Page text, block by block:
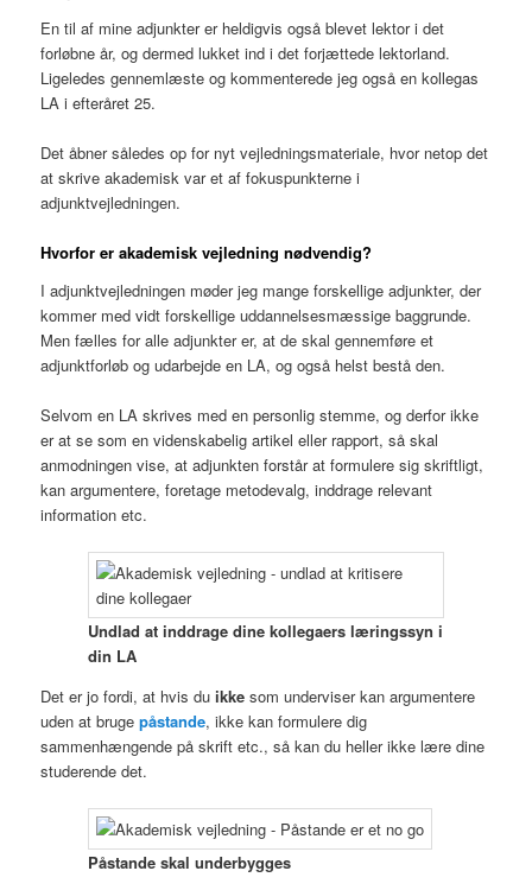
En til af mine adjunkter er heldigvis også blevet lektor i det
forløbne år, og dermed lukket ind i det forjættede lektorland.
Ligeledes gennemlæste og kommenterede jeg også en kollegas
LA i efteråret 25.
Det åbner således op for nyt vejledningsmateriale, hvor netop det
at skrive akademisk var et af fokuspunkterne i
adjunktvejledningen.
Hvorfor er akademisk vejledning nødvendig?
I adjunktvejledningen møder jeg mange forskellige adjunkter, der
kommer med vidt forskellige uddannelsesmæssige baggrunde.
Men fælles for alle adjunkter er, at de skal gennemføre et
adjunktforløb og udarbejde en LA, og også helst bestå den.
Selvom en LA skrives med en personlig stemme, og derfor ikke
er at se som en videnskabelig artikel eller rapport, så skal
anmodningen vise, at adjunkten forstår at formulere sig skriftligt,
kan argumentere, foretage metodevalg, inddrage relevant
information etc.
Undlad at inddrage dine kollegaers læringssyn i
din LA
Det er jo fordi, at hvis duikke som underviser kan argumentere
uden at brugepåstande, ikke kan formulere dig
sammenhængende på skrift etc., så kan du heller ikke lære dine
studerende det.
Påstande skal underbygges